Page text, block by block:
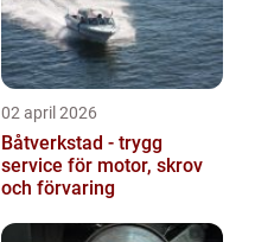
02 april 2026
Båtverkstad - trygg
service för motor, skrov
och förvaring